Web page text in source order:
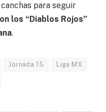
para seguir
los “Diablos Rojos”
.
Jornada 15 Liga MX